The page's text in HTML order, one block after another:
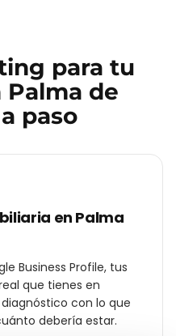
para tu
Palma de
paso
en Palma
Business Profile, tus
que tienes en
con lo que
debería estar.